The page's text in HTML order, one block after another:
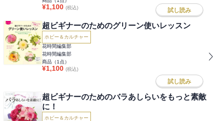
¥1,100 (税込) 試し読み
超ビギナーのためのグリーン使いレッスン
ホビー＆カルチャー
花時間編集部
花時間編集部
商品（1 点）
¥1,100 (税込)
試し読み
超ビギナーのためのバラあしらいをもっと素敵
に！
ホビー＆カルチャー